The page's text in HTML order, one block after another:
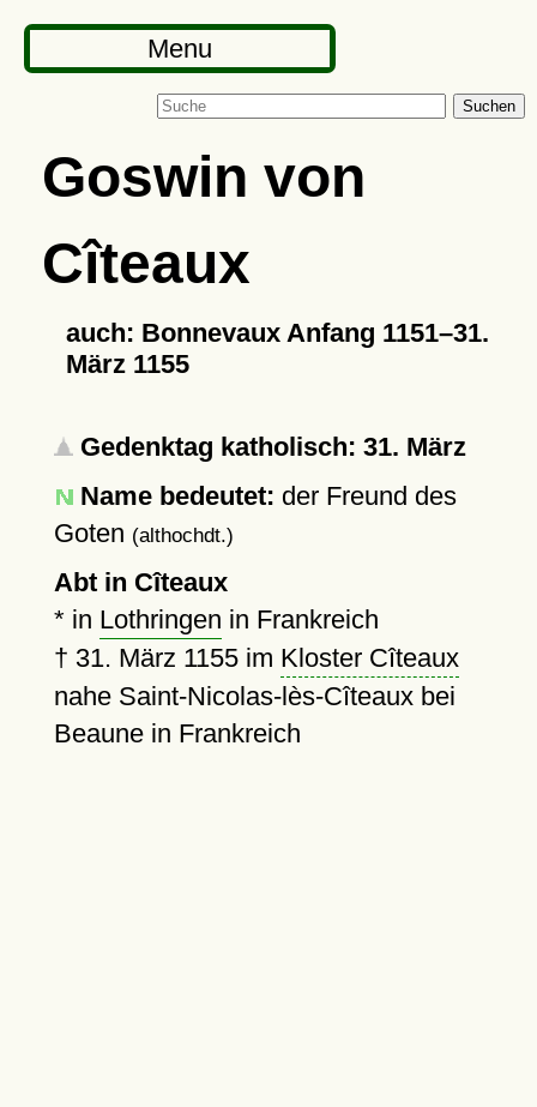
Menu
Suchen
Goswin von
Cîteaux
auch: Bonnevaux Anfang 1151–31.
März 1155
Gedenktag katholisch: 31. März
Name bedeutet: der Freund des
Goten (althochdt.)
Abt in Cîteaux
* in Lothringen in Frankreich
† 31. März 1155im Kloster Cîteaux
nahe Saint-Nicolas-lès-Cîteaux bei
Beaune in Frankreich